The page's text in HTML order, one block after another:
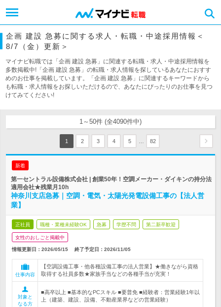
企画 建設 急募に関する求人・転職・中途採用情報＜
8/7（金）更新＞
マイナビ転職では「企画 建設 急募」に関連する転職・求人・中途採用情報を
多数掲載中!「企画 建設 急募」の転職・求人情報を探しているあなたにおすす
めのお仕事を掲載しています。「企画 建設 急募」に関連するキーワードから
も転職・求人情報をお探しいただけるので、あなたにぴったりのお仕事を見つ
けてみてください!
1～50件 (全4090件中)
1 2 3 4 5 82
新着
第一セントラル設備株式会社 | 創業50年！空調メーカー・ダイキンの持分法
適用会社★残業月10h
神奈川支店急募｜空調・電気・太陽光発電設備工事の【法人営
業】
正社員 職種・業種未経験OK 急募 学歴不問 第二新卒歓迎
女性のおしごと掲載中
情報更新日：2026/05/15 終了予定日： 2026/11/05
仕事内容
【空調設備工事・他各種設備工事の法人営業】★働きながら資格
取得する社員多数★家族手当などの各種手当が充実！
対象と
なる方
■高卒以上 ■基本的なPCスキル ■要普免 ■経験者：営業経験1年以
上（建築、建設、設備、不動産業界などの営業経験）